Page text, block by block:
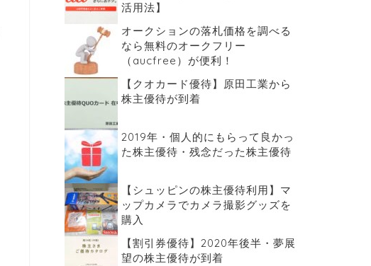
活用法】
オークションの落札価格を調べる
なら無料のオークフリー
（aucfree）が便利！
【クオカード優待】原田工業から
株主優待が到着
2019年・個人的にもらって良かっ
た株主優待・残念だった株主優待
【シュッピンの株主優待利用】マ
ップカメラでカメラ撮影グッズを
購入
【割引券優待】2020年後半・夢展
望の株主優待が到着